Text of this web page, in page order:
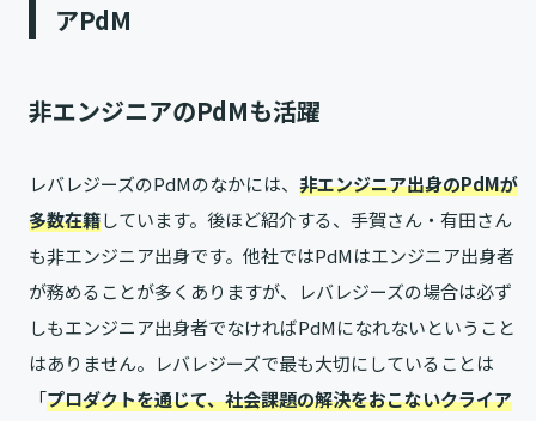
アPdM
非エンジニアのPdMも活躍
レバレジーズのPdMのなかには、 非エンジニア出身のPdMが
多数在籍しています。後ほど紹介する、手賀さん・有田さん
も非エンジニア出身です。他社ではPdMはエンジニア出身者
が務めることが多くありますが、レバレジーズの場合は必ず
しもエンジニア出身者でなければPdMになれないということ
はありません。レバレジーズで最も大切にしていることは
「プロダクトを通じて、社会課題の解決をおこないクライア